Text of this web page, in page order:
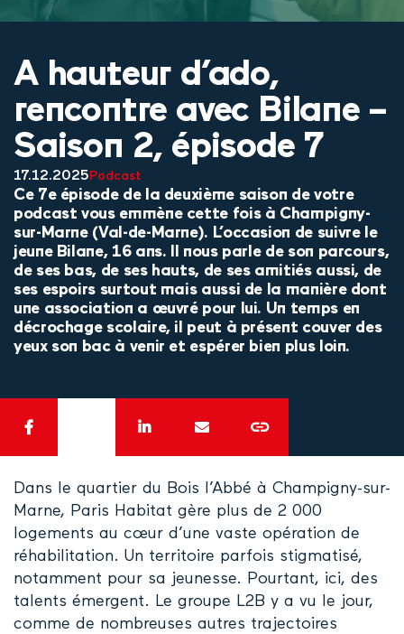
A hauteur d’ado,
rencontre avec Bilane –
Saison 2, épisode 7
17.12.2025 Podcast
Ce 7e épisode de la deuxième saison de votre
podcast vous emmène cette fois à Champigny-
sur-Marne (Val-de-Marne). L’occasion de suivre le
jeune Bilane, 16 ans. Il nous parle de son parcours,
de ses bas, de ses hauts, de ses amitiés aussi, de
ses espoirs surtout mais aussi de la manière dont
une association a œuvré pour lui. Un temps en
décrochage scolaire, il peut à présent couver des
yeux son bac à venir et espérer bien plus loin.
Dans le quartier du Bois l’Abbé à Champigny-sur-
Marne, Paris Habitat gère plus de 2 000
logements au cœur d’une vaste opération de
réhabilitation. Un territoire parfois stigmatisé,
notamment pour sa jeunesse. Pourtant, ici, des
talents émergent. Le groupe L2B y a vu le jour,
comme de nombreuses autres trajectoires